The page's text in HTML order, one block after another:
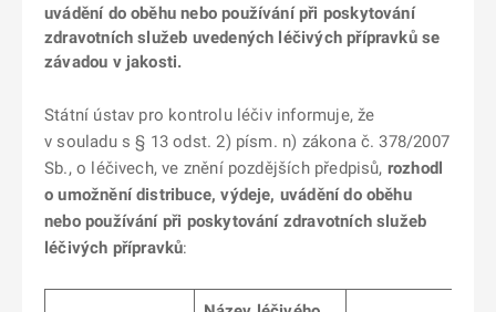
uvádění do oběhu nebo používání při poskytování
zdravotních služeb uvedených léčivých přípravků se
závadou v jakosti.
Státní ústav pro kontrolu léčiv informuje, že
v souladu s § 13 odst. 2) písm. n) zákona č. 378/2007
Sb., o léčivech, ve znění pozdějších předpisů, rozhodl
o umožnění distribuce, výdeje, uvádění do oběhu
nebo používání při poskytování zdravotních služeb
léčivých přípravků: